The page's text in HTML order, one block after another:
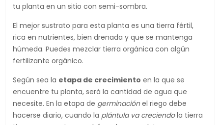
tu planta en un sitio con semi-sombra.
El mejor sustrato para esta planta es una tierra fértil,
rica en nutrientes, bien drenada y que se mantenga
húmeda. Puedes mezclar tierra orgánica con algún
fertilizante orgánico.
Según sea la etapa de crecimiento en la que se
encuentre tu planta, será la cantidad de agua que
necesite. En la etapa de germinaciónel riego debe
hacerse diario, cuando la plántula va creciendola tierra